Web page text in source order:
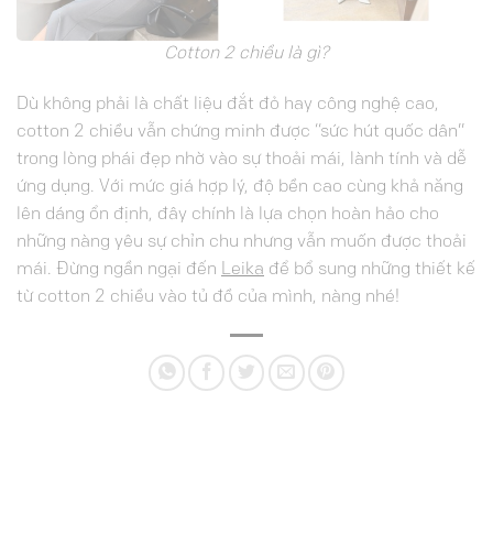
Cotton 2 chiều là gì?
Dù không phải là chất liệu đắt đỏ hay công nghệ cao,
cotton 2 chiều vẫn chứng minh được “sức hút quốc dân”
trong lòng phái đẹp nhờ vào sự thoải mái, lành tính và dễ
ứng dụng. Với mức giá hợp lý, độ bền cao cùng khả năng
lên dáng ổn định, đây chính là lựa chọn hoàn hảo cho
những nàng yêu sự chỉn chu nhưng vẫn muốn được thoải
mái. Đừng ngần ngại đến Leika để bổ sung những thiết kế
từ cotton 2 chiều vào tủ đồ của mình, nàng nhé!